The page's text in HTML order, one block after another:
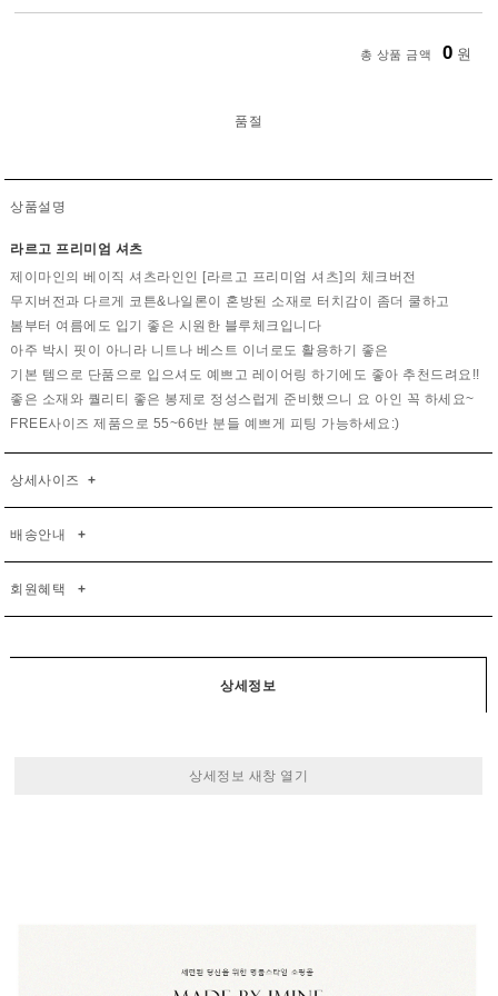
총 상품 금액 0 원
품절
상품설명
라르고 프리미엄 셔츠
제이마인의 베이직 셔츠라인인 [라르고 프리미엄 셔츠]의 체크버전
무지버전과 다르게 코튼&나일론이 혼방된 소재로 터치감이 좀더 쿨하고
봄부터 여름에도 입기 좋은 시원한 블루체크입니다
아주 박시 핏이 아니라 니트나 베스트 이너로도 활용하기 좋은
기본 템으로 단품으로 입으셔도 예쁘고 레이어링 하기에도 좋아 추천드려요!!
좋은 소재와 퀄리티 좋은 봉제로 정성스럽게 준비했으니 요 아인 꼭 하세요~
FREE사이즈 제품으로 55~66반 분들 예쁘게 피팅 가능하세요:)
상세사이즈 +
배송안내 +
회원혜택 +
상세정보
상세정보 새창 열기